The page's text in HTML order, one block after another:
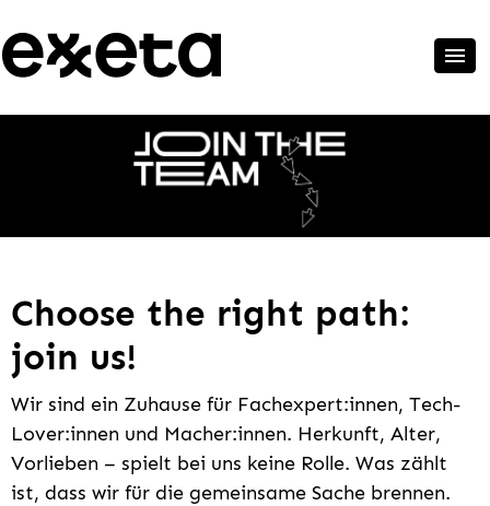
Choose the right path:
join us!
Wir sind ein Zuhause für Fachexpert:innen, Tech-
Lover:innen und Macher:innen. Herkunft, Alter,
Vorlieben – spielt bei uns keine Rolle. Was zählt
ist, dass wir für die gemeinsame Sache brennen.